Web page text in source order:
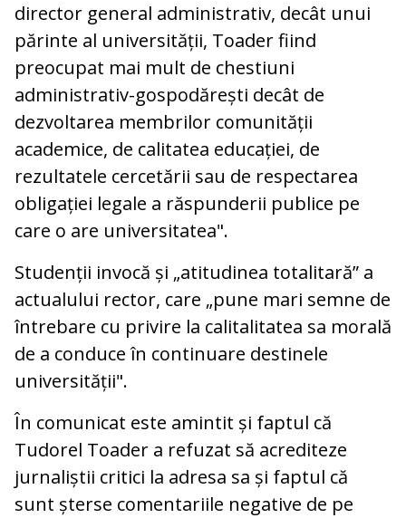
director general administrativ, decât unui
părinte al universității, Toader fiind
preocupat mai mult de chestiuni
administrativ-gospodărești decât de
dezvoltarea membrilor comunității
academice, de calitatea educației, de
rezultatele cercetării sau de respectarea
obligației legale a răspunderii publice pe
care o are universitatea".
Studenții invocă și „atitudinea totalitară” a
actualului rector, care „pune mari semne de
întrebare cu privire la calitalitatea sa morală
de a conduce în continuare destinele
universității".
În comunicat este amintit și faptul că
Tudorel Toader a refuzat să acrediteze
jurnaliștii critici la adresa sa și faptul că
sunt șterse comentariile negative de pe